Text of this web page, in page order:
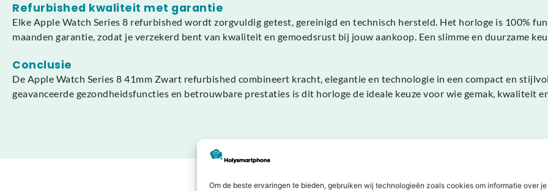
Om de beste ervaringen te bieden, gebruiken wij technologieën zoals cookies om informatie over
Refurbished kwaliteit met garantie
Elke Apple Watch Series 8 refurbished wordt zorgvuldig getest, gereinigd en technisch hersteld. Het horloge is 100%
maanden garantie, zodat je verzekerd bent van kwaliteit en gemoedsrust bij jouw aankoop. Een slimme en duurzame
Conclusie
De Apple Watch Series 8 41mm Zwart refurbished combineert kracht, elegantie en technologie in een compact en
geavanceerde gezondheidsfuncties en betrouwbare prestaties is dit horloge de ideale keuze voor wie gemak, kwaliteit